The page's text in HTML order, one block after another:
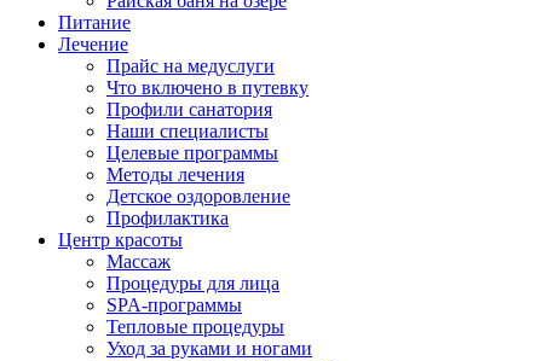
Питание
Лечение
Прайс на медуслуги
Что включено в путевку
Профили санатория
Наши специалисты
Целевые программы
Методы лечения
Детское оздоровление
Профилактика
Центр красоты
Массаж
Процедуры для лица
SPA-программы
Тепловые процедуры
Уход за руками и ногами